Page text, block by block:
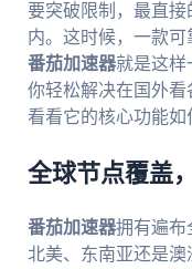
要突破限制，最直接
内。这时候，一款可
番茄加速器就是这样
你轻松解决在国外
看看它的核心功能如
全球节点覆盖
番茄加速器拥有遍布
北美、东南亚还是